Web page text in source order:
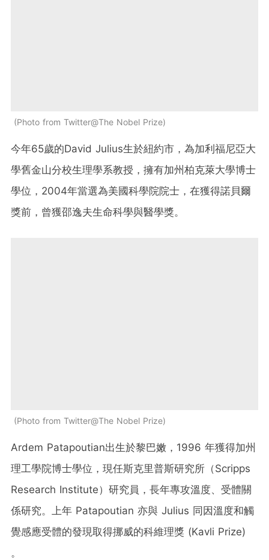
Photo from Twitter@The Nobel Prize
今年65歲的David Julius生於紐約市，為加利福尼亞大
學舊金山分校生理學系教授，擁有加州柏克萊大學博士
學位，2004年當選為美國科學院院士，在獲得諾貝爾
獎前，曾獲邵逸夫生命科學與醫學獎。
Photo from Twitter@The Nobel Prize
Ardem Patapoutian出生於黎巴嫩，1996 年獲得加州
理工學院博士學位，現任斯克里普斯研究所（Scripps
Research Institute）研究員，長年專攻溫度、受體關
係研究。上年 Patapoutian 亦與 Julius 同因溫度和觸
覺感應受體的發現取得挪威的科維理獎 (Kavli Prize)
。